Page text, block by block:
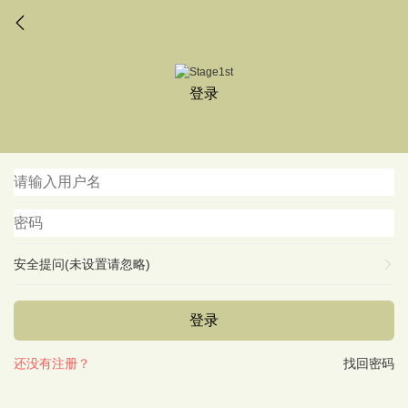
登录
安全提问(未设置请忽略)
登录
找回密码
还没有注册？